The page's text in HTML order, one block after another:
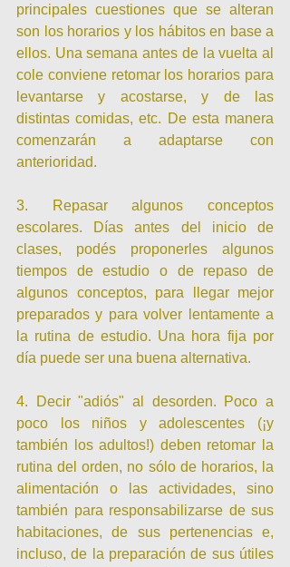
principales cuestiones que se alteran
son los horarios y los hábitos en base a
ellos. Una semana antes de la vuelta al
cole conviene retomar los horarios para
levantarse y acostarse, y de las
distintas comidas, etc. De esta manera
comenzarán a adaptarse con
anterioridad.
3. Repasar algunos conceptos
escolares. Días antes del inicio de
clases, podés proponerles algunos
tiempos de estudio o de repaso de
algunos conceptos, para llegar mejor
preparados y para volver lentamente a
la rutina de estudio. Una hora fija por
día puede ser una buena alternativa.
4. Decir "adiós" al desorden. Poco a
poco los niños y adolescentes (¡y
también los adultos!) deben retomar la
rutina del orden, no sólo de horarios, la
alimentación o las actividades, sino
también para responsabilizarse de sus
habitaciones, de sus pertenencias e,
incluso, de la preparación de sus útiles